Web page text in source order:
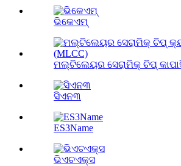
ଭିକେଏମ୍
ମଲ୍ଟିଲେୟର ସେରାମିକ୍ ଚିପ୍
ସିଏନ୩
ES3Name
ଭିଏଚଏକ୍ସ